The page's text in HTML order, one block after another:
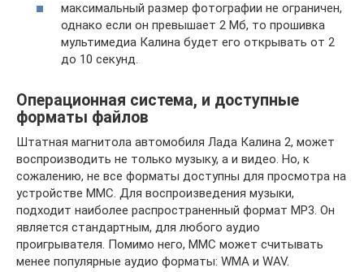
максимальный размер фотографии не ограничен,
однако если он превышает 2 Мб, то прошивка
мультимедиа Калина будет его открывать от 2
до 10 секунд.
Операционная система, и доступные
форматы файлов
Штатная магнитола автомобиля Лада Калина 2, может
воспроизводить не только музыку, а и видео. Но, к
сожалению, не все форматы доступны для просмотра на
устройстве ММС. Для воспроизведения музыки,
подходит наиболее распространенный формат МР3. Он
является стандартным, для любого аудио
проигрывателя. Помимо него, ММС может считывать
менее популярные аудио форматы: WMA и WAV.